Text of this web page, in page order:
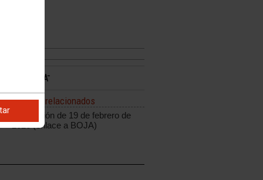
Enlaces relacionados
Resolución de 19 de febrero de
2026 (enlace a BOJA)